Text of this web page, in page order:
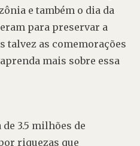
e também o dia da
para preservar a
talvez as comemorações
mais sobre essa
3.5 milhões de
riquezas que